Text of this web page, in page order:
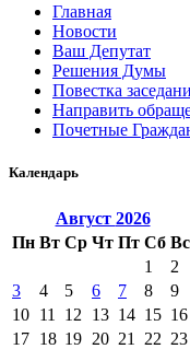
Главная
Новости
Ваш Депутат
Решения Думы
Повестка
Направить
Почетные
Календарь
Август 2026
Пн Вт Ср Чт Пт Сб Вс
1
2
3
4 5 6 7 8
9
10 11 12 13 14 15 16
17 18 19 20 21 22 23